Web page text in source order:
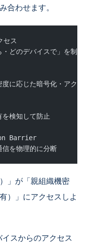
合わせます。
セス
どのデバイスで」を制御
に応じた暗号化・アクセ
検知して防止
Barrier
を物理的に分断
」が「親組織機密
）」にアクセスしよ
イスからのアクセス